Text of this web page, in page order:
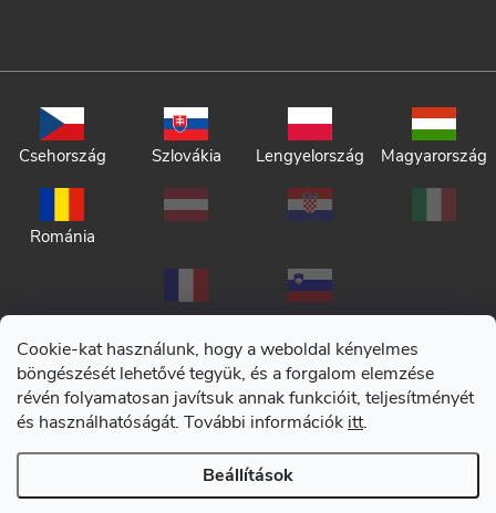
Cookie-kat használunk, hogy a weboldal kényelmes
böngészését lehetővé tegyük, és a forgalom elemzése
révén folyamatosan javítsuk annak funkcióit, teljesítményét
és használhatóságát. További információk itt.
Beállítások
Csehország Szlovákia Lengyelország Magyarország
Románia
Adatkezelési tájékoztató
Általános szerződési feltételek